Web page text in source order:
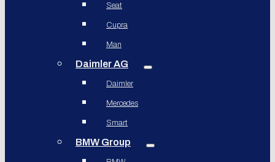
Seat
Cupra
Man
Daimler AG
Daimler
Mercedes
Smart
BMW Group